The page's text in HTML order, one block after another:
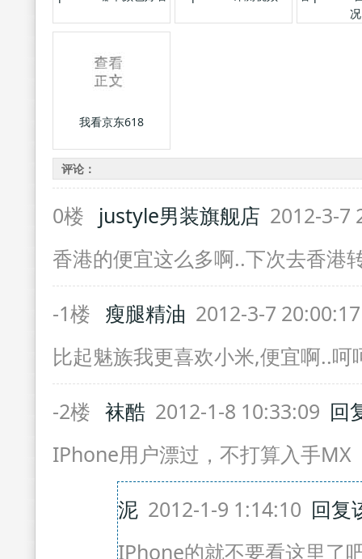
况
我看京东618
评论：
0楼 justyle男装旗舰店 2012-3-
香港的便宜这么多啊..下次去香港
-1楼 瘦腿精油 2012-3-7
比起魅族我更喜欢小米,便宜啊..呵
-2楼 袜酷 2012-1-8 10:33:09 回
IPhone用户漂过，不打算入手MX
泥 2012-1-9 1:14:10 回复
IPhone的就不要看这里了